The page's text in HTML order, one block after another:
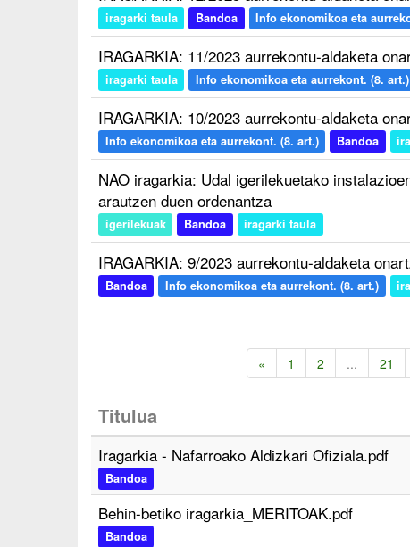
iragarki taula Bandoa Info ekonomikoa eta
IRAGARKIA: 11/2023 aurrekontu-aldaketa
iragarki taula Info ekonomikoa eta aurrekont. (8. art.)
IRAGARKIA: 10/2023 aurrekontu-aldaketa
Info ekonomikoa eta aurrekont. (8. art.) Bandoa
NAO iragarkia: Udal igerilekuetako
arautzen duen ordenantza
igerilekuak Bandoa iragarki taula
IRAGARKIA: 9/2023 aurrekontu-aldaketa
Bandoa Info ekonomikoa eta aurrekont. (8. art.)
« 1 2 ... 21
Titulua
Iragarkia - Nafarroako Aldizkari Ofiziala.pdf
Bandoa
Behin-betiko iragarkia_MERITOAK.pdf
Bandoa